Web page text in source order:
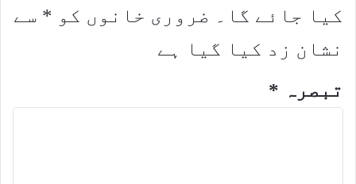
کیا جائے گا۔
ضروری خانوں کو * سے
نشان زد کیا گیا ہے
تبصرہ *